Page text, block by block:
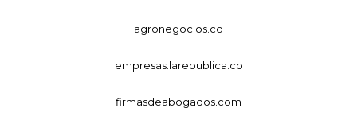
agronegocios.co
empresas.larepublica.co
firmasdeabogados.com